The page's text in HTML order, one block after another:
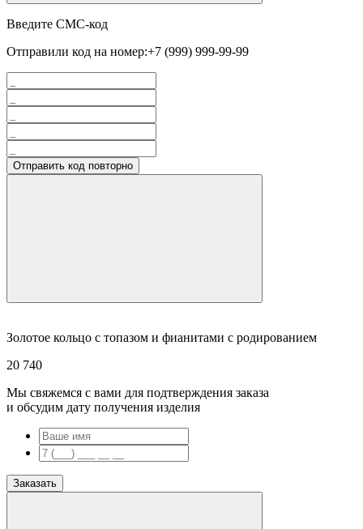
Введите СМС-код
Отправили код на номер:+7 (999) 999-99-99
Отправить код повторно
Золотое кольцо с топазом и фианитами с родированием
20 740
Мы свяжемся с вами для подтверждения заказа
и обсудим дату получения изделия
Заказать